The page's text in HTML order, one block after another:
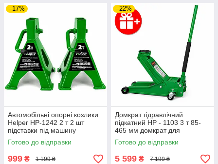
–17%
Автомобільні опорні козлики
Helper HP-1242 2 т 2 шт
підставки під машину
страхувальні
Готово до відправки
999 ₴ 1 199 ₴
–22%
Домкрат гідравлічний
підкатний HP - 1103 3 т 85-
465 мм домкрат для
легкового автомобіля
Готово до відправки
5 599 ₴ 7 199 ₴